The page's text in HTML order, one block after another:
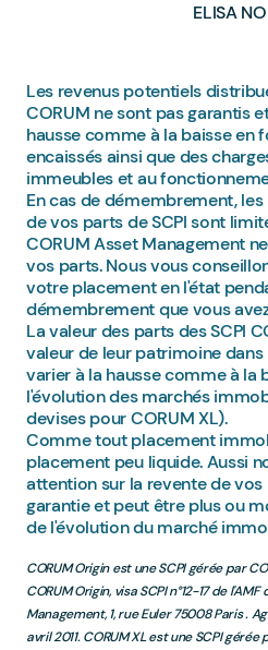
ELISA
Les revenus potentiels
CORUM ne sont pas garantis
hausse comme à la baisse en
encaissés ainsi que des
immeubles et au
En cas de démembrement,
de vos parts de SCPI sont
CORUM Asset Management
vos parts. Nous vous
votre placement en l'état
démembrement que vous
La valeur des parts des SCPI
valeur de leur patrimoine
varier à la hausse comme à la
l'évolution des marchés
devises pour CORUM XL).
Comme tout placement
placement peu liquide. Aussi
attention sur la revente de vos
garantie et peut être plus ou
de l'évolution du marché
CORUM Origin est une SCPI gérée par
CORUM Origin, visa SCPI n°12-17 de
Management, 1, rue Euler 75008 Paris .
avril 2011. CORUM XL est une SCPI gérée